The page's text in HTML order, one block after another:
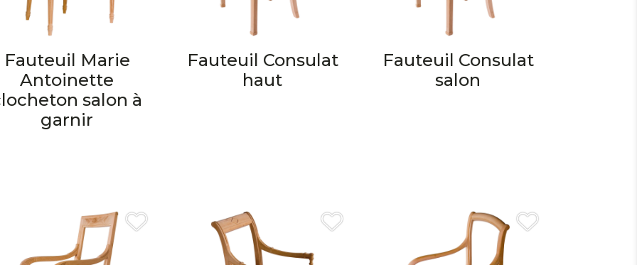
Fauteuil Marie
Antoinette
salon à
garnir
Fauteuil Consulat
haut
Fauteuil Consulat
salon